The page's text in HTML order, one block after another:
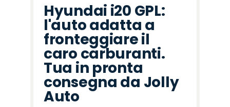
Hyundai i20 GPL:
l'auto adatta a
fronteggiare il
caro carburanti.
Tua in pronta
consegna da Jolly
Auto